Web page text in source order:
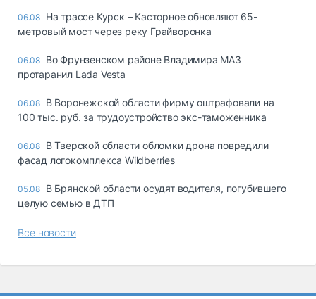
06.08 На трассе Курск – Касторное обновляют 65-
метровый мост через реку Грайворонка
06.08 Во Фрунзенском районе Владимира МАЗ
протаранил Lada Vesta
06.08 В Воронежской области фирму оштрафовали на
100 тыс. руб. за трудоустройство экс-таможенника
06.08 В Тверской области обломки дрона повредили
фасад логокомплекса Wildberries
05.08 В Брянской области осудят водителя, погубившего
целую семью в ДТП
Все новости